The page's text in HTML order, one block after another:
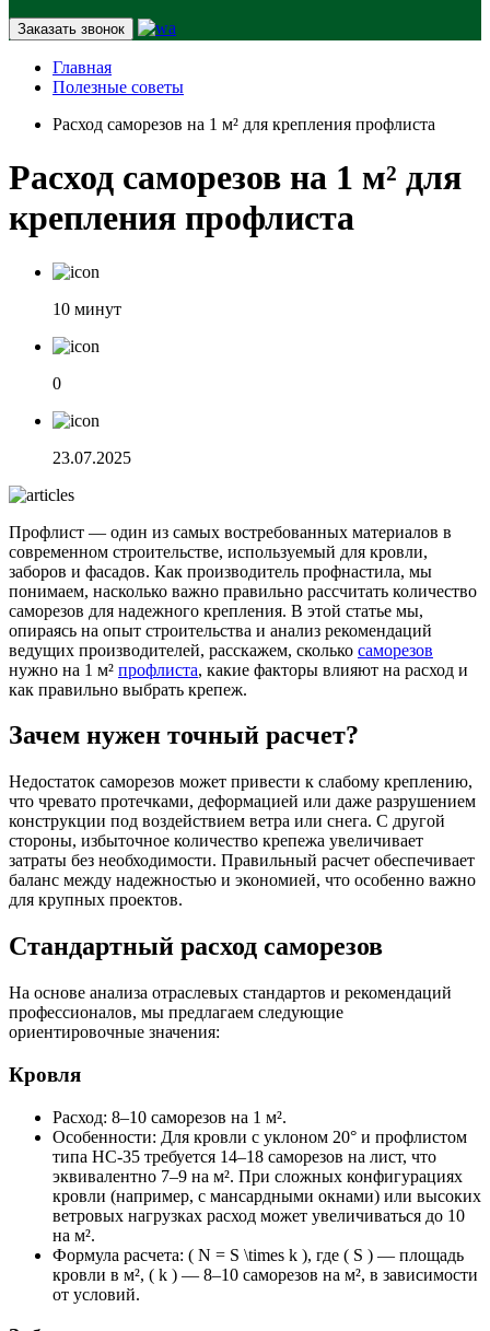
Заказать звонок
Главная
Полезные советы
Расход саморезов на 1 м² для крепления профлиста
Расход саморезов на 1 м² для
крепления профлиста
10 минут
0
23.07.2025
Профлист — один из самых востребованных материалов в
современном строительстве, используемый для кровли,
заборов и фасадов. Как производитель профнастила, мы
понимаем, насколько важно правильно рассчитать количество
саморезов для надежного крепления. В этой статье мы,
опираясь на опыт строительства и анализ рекомендаций
ведущих производителей, расскажем, сколько саморезов
нужно на 1 м² профлиста, какие факторы влияют на расход и
как правильно выбрать крепеж.
Зачем нужен точный расчет?
Недостаток саморезов может привести к слабому креплению,
что чревато протечками, деформацией или даже разрушением
конструкции под воздействием ветра или снега. С другой
стороны, избыточное количество крепежа увеличивает
затраты без необходимости. Правильный расчет обеспечивает
баланс между надежностью и экономией, что особенно важно
для крупных проектов.
Стандартный расход саморезов
На основе анализа отраслевых стандартов и рекомендаций
профессионалов, мы предлагаем следующие
ориентировочные значения:
Кровля
Расход: 8–10 саморезов на 1 м².
Особенности: Для кровли с уклоном 20° и профлистом
типа НС-35 требуется 14–18 саморезов на лист, что
эквивалентно 7–9 на м². При сложных конфигурациях
кровли (например, с мансардными окнами) или высоких
ветровых нагрузках расход может увеличиваться до 10
на м².
Формула расчета: ( N = S \times k ), где ( S ) — площадь
кровли в м², ( k ) — 8–10 саморезов на м², в зависимости
от условий.